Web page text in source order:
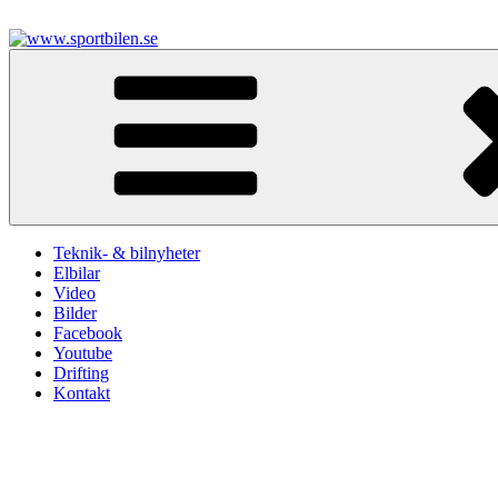
till
innehåll
www.sportbilen.se
Teknik- & bilnyheter
Elbilar
Video
Bilder
Facebook
Youtube
Drifting
Kontakt